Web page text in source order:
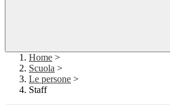
Home >
Scuola >
Le persone >
Staff